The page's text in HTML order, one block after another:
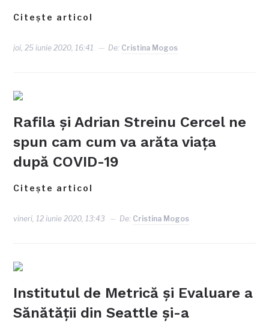
Citește articol
joi, 25 iunie 2020, 16:41 De: Cristina Mogos
Rafila și Adrian Streinu Cercel ne
spun cam cum va arăta viața
după COVID-19
Citește articol
vineri, 12 iunie 2020, 13:43 De: Cristina Mogos
Institutul de Metrică și Evaluare a
Sănătății din Seattle și-a